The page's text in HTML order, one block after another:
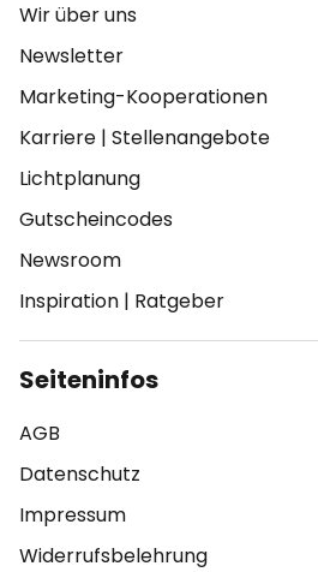
Wir über uns
Newsletter
Marketing-Kooperationen
Karriere | Stellenangebote
Lichtplanung
Gutscheincodes
Newsroom
Inspiration | Ratgeber
Seiteninfos
AGB
Datenschutz
Impressum
Widerrufsbelehrung